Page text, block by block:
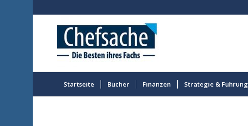
Startseite Bücher Finanzen Strategie & Führung